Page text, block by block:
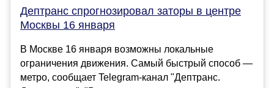
Дептранс спрогнозировал заторы в центре
Москвы 16 января
В Москве 16 января возможны локальные
ограничения движения. Самый быстрый способ —
метро, сообщает Telegram-канал "Дептранс.